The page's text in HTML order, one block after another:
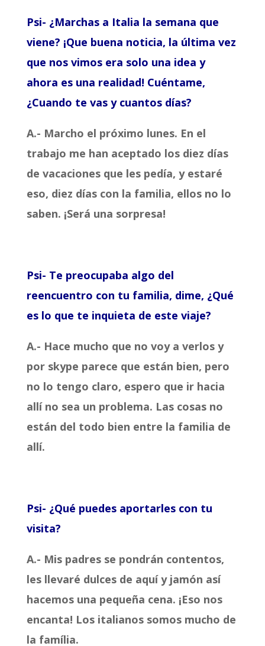
Psi- ¿Marchas a Italia la semana que
viene? ¡Que buena noticia, la última vez
que nos vimos era solo una idea y
ahora es una realidad! Cuéntame,
¿Cuando te vas y cuantos días?
A.- Marcho el próximo lunes. En el
trabajo me han aceptado los diez días
de vacaciones que les pedía, y estaré
eso, diez días con la familia, ellos no lo
saben. ¡Será una sorpresa!
Psi- Te preocupaba algo del
reencuentro con tu familia, dime, ¿Qué
es lo que te inquieta de este viaje?
A.- Hace mucho que no voy a verlos y
por skype parece que están bien, pero
no lo tengo claro, espero que ir hacia
allí no sea un problema. Las cosas no
están del todo bien entre la familia de
allí.
Psi- ¿Qué puedes aportarles con tu
visita?
A.- Mis padres se pondrán contentos,
les llevaré dulces de aquí y jamón así
hacemos una pequeña cena. ¡Eso nos
encanta! Los italianos somos mucho de
la família.